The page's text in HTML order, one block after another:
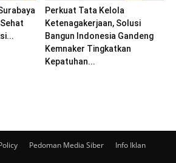
Perkuat Tata Kelola
Ketenagakerjaan, Solusi
Bangun Indonesia Gandeng
Kemnaker Tingkatkan
Kepatuhan...
Pedoman Media Siber Info Iklan